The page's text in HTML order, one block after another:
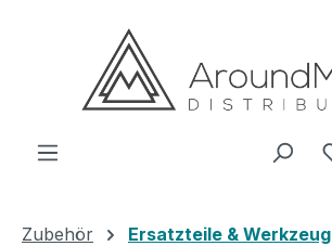
Zum Hauptinhalt springen
Zubehör Ersatzteile & Werkzeug